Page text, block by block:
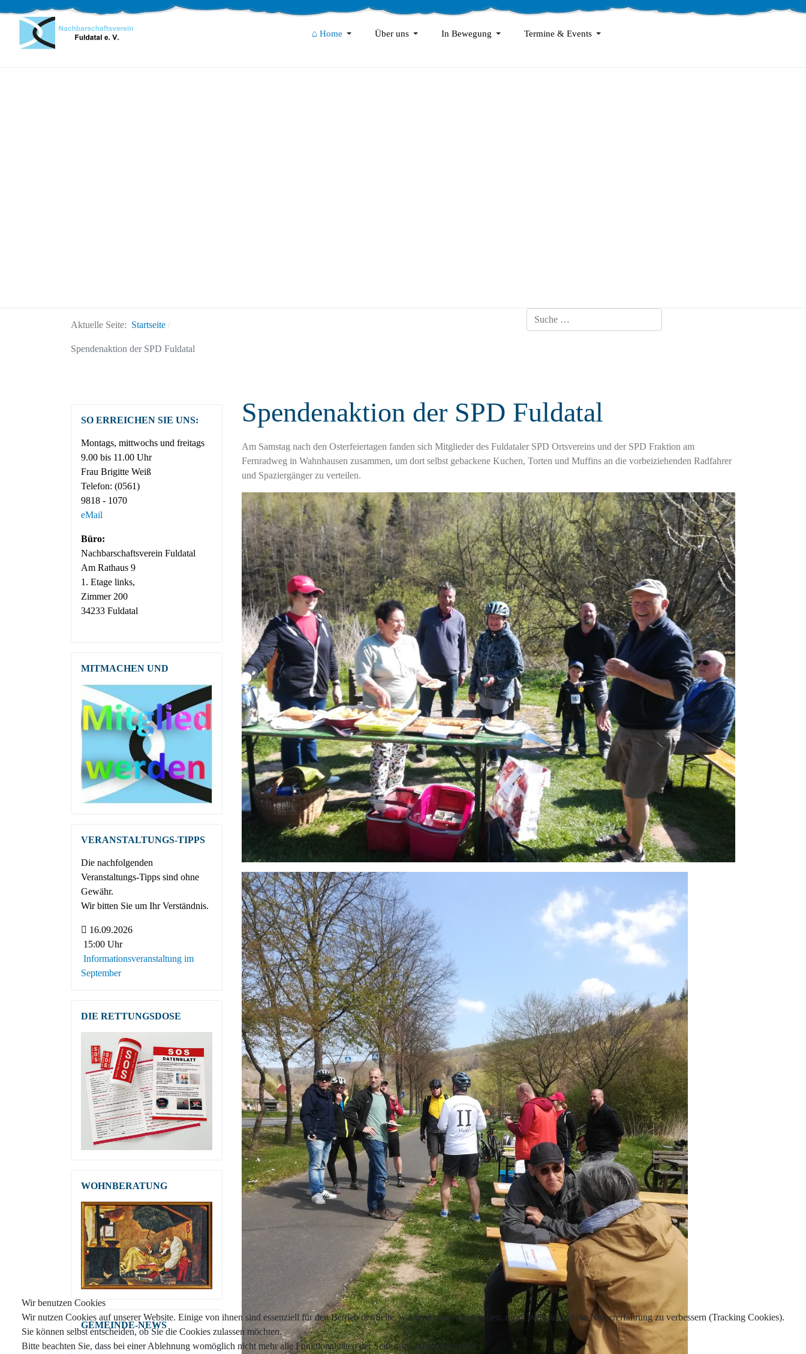
⌂ Home Über uns In Bewegung Termine & Events
Aktuelle Seite: Startseite
Spendenaktion der SPD Fuldatal
Suchen
Spendenaktion der SPD Fuldatal
Am Samstag nach den Osterfeiertagen fanden sich Mitglieder des Fuldataler SPD Ortsvereins und der SPD Fraktion am
Fernradweg in Wahnhausen zusammen, um dort selbst gebackene Kuchen, Torten und Muffins an die vorbeiziehenden Radfahrer
und Spaziergänger zu verteilen.
SO ERREICHEN SIE UNS:
Montags, mittwochs und freitags
9.00 bis 11.00 Uhr
Frau Brigitte Weiß
Telefon: (0561)
9818 - 1070
eMail
Büro:
Nachbar­­schafts­verein Fuldatal
Am Rathaus 9
1. Etage links,
Zimmer 200
34233 Fuldatal
MITMACHEN UND
VERANSTALTUNGS-TIPPS
Die nachfolgenden
Veranstaltungs-Tipps sind ohne
Gewähr.
Wir bitten Sie um Ihr Verständnis.
16.09.2026
15:00 Uhr
Informationsveranstaltung im
September
DIE RETTUNGSDOSE
WOHNBERATUNG
GEMEINDE-NEWS
Wir benutzen Cookies
Wir nutzen Cookies auf unserer Website. Einige von ihnen sind essenziell für den Betrieb der Seite, während andere uns helfen, diese Website und die Nutzererfahrung zu verbessern (Tracking Cookies).
Sie können selbst entscheiden, ob Sie die Cookies zulassen möchten.
Bitte beachten Sie, dass bei einer Ablehnung womöglich nicht mehr alle Funktionalitäten der Seite zur Verfügung stehen.